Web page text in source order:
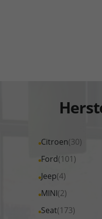
Citroen(30)
Alle
Fahrzeuge
Citroen
anzeigen
Ford(101)
Alle
Fahrzeuge
Ford
anzeigen
Jeep(4)
Alle
Fahrzeuge
Jeep
MINI(2)
Alle
Fahrzeuge
Seat(173)
Alle